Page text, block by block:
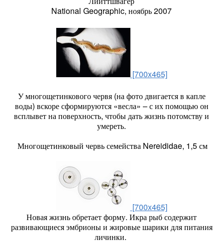
National Geographic, ноябрь 2007
[700x465]
У многощетинкового червя (на фото двигается в капле
воды) вскоре сформируются «весла» – с их помощью он
всплывет на поверхность, чтобы дать жизнь потомству и
умереть.
Многощетинковый червь семейства Nereididae, 1,5 см
[700x465]
Новая жизнь обретает форму. Икра рыб содержит
развивающиеся эмбрионы и жировые шарики для питания
личинки.